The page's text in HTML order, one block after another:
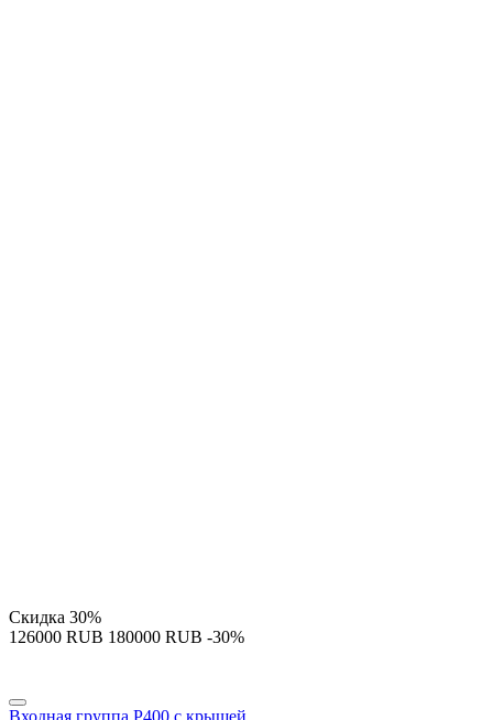
Скидка 30%
‍126000‍ RUB ‍180000‍ RUB -30%
Входная группа P400 с крышей